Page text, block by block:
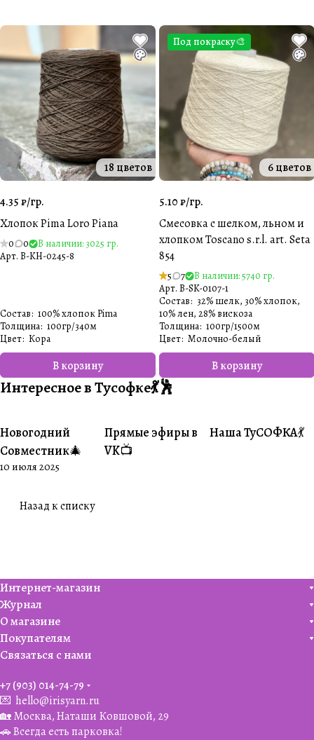
18 цветов
4.35 ₽/гр.
Хлопок Pima Loro Piana
0 0
В наличии: 3025 гр.
Арт. B-KH-0245-8
В корзину
Состав: 100% хлопок Pima
Толщина: 100гр/340м
Цвет: Кора
Под покраску🎨
6 цветов
5.10 ₽/гр.
Смесовка с шелком, льном и
хлопком Toscano s.r.l. art. Seta
854
5 7
В наличии: 5740 гр.
Арт. B-SK-0107-1
В корзину
Состав: 32% шелк, 30% хлопок,
10% лен, 28% вискоза
Толщина: 100гр/1500м
Цвет: Молочно-белый️
Интересное в Тусофке💃🕺
#Совместники
Новогодний
Совместник🎄
10 июля 2025
#Житуха
Прямые эфиры в
VK📺
#Совместники
Наша ТуСОФКА💃
Назад к списку
Интернет-магазин
Журнал
О магазине
Покупателям
Связаться с нами
+7 (903) 014-74-79‬
💌 hello@irisyarn.ru
🏡 Москва, Наташи Ковшовой, 29
🚗 Всегда есть парковка!